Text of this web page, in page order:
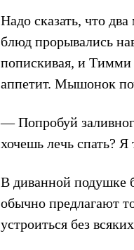
Надо сказать, что
блюд прорывались
попискивая, и Тимми
аппетит. Мышонок
— Попробуй
хочешь лечь спать?
В диванной подушке
обычно предлагают
устроиться без